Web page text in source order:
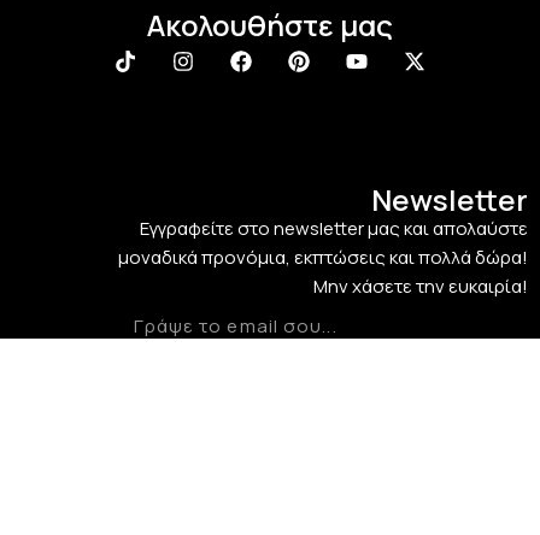
Ακολουθήστε μας
Newsletter
Εγγραφείτε στο newsletter μας και απολαύστε
μοναδικά προνόμια, εκπτώσεις και πολλά δώρα!
Μην χάσετε την ευκαιρία!